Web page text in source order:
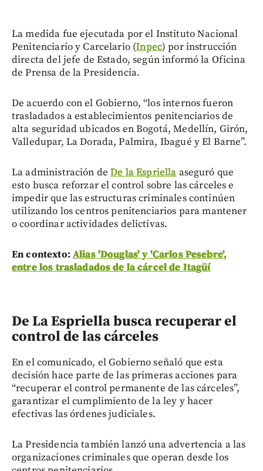
La medida fue ejecutada por el Instituto Nacional
Penitenciario y Carcelario (Inpec) por instrucción
directa del jefe de Estado, según informó la Oficina
de Prensa de la Presidencia.
De acuerdo con el Gobierno, “los internos fueron
trasladados a establecimientos penitenciarios de
alta seguridad ubicados en Bogotá, Medellín, Girón,
Valledupar, La Dorada, Palmira, Ibagué y El Barne”.
La administración deDe la Espriella aseguró que
esto busca reforzar el control sobre las cárceles e
impedir que las estructuras criminales continúen
utilizando los centros penitenciarios para mantener
o coordinar actividades delictivas.
En contexto: Alias 'Douglas' y 'Carlos Pesebre',
entre los trasladados de la cárcel de Itagüí
De La Espriella busca recuperar el
control de las cárceles
En el comunicado, el Gobierno señaló que esta
decisión hace parte de las primeras acciones para
“recuperar el control permanente de las cárceles”,
garantizar el cumplimiento de la ley y hacer
efectivas las órdenes judiciales.
La Presidencia también lanzó una advertencia a las
organizaciones criminales que operan desde los